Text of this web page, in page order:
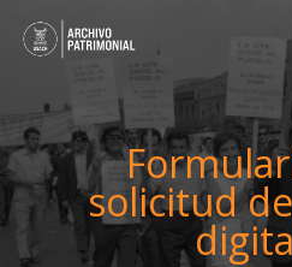
solicitud